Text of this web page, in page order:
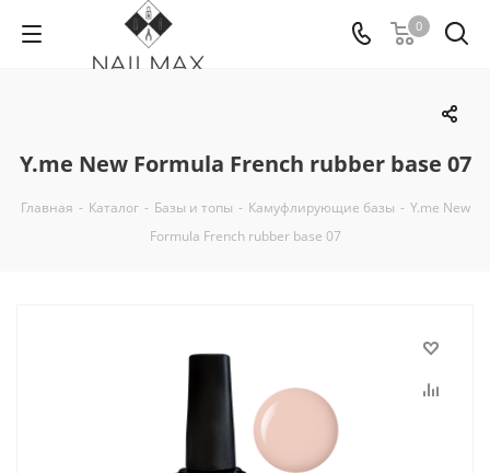
0
Y.me New Formula French rubber base 07
Главная - Каталог - Базы и топы - Камуфлирующие базы - Y.me New
Formula French rubber base 07